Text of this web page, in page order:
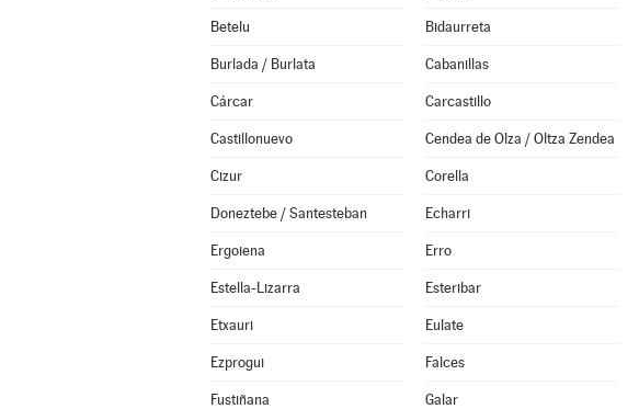
Betelu Bidaurreta
Burlada / Burlata Cabanillas
Cárcar Carcastillo
Castillonuevo Cendea de Olza / Oltza Zendea
Cizur Corella
Doneztebe / Santesteban Echarri
Ergoiena Erro
Estella-Lizarra Esteribar
Etxauri Eulate
Ezprogui Falces
Fustiñana Galar